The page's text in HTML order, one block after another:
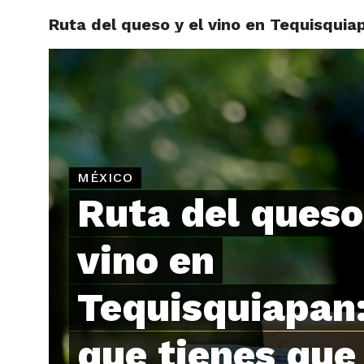
Ruta del queso y el vino en
MÉXICO
Ruta del
vino en